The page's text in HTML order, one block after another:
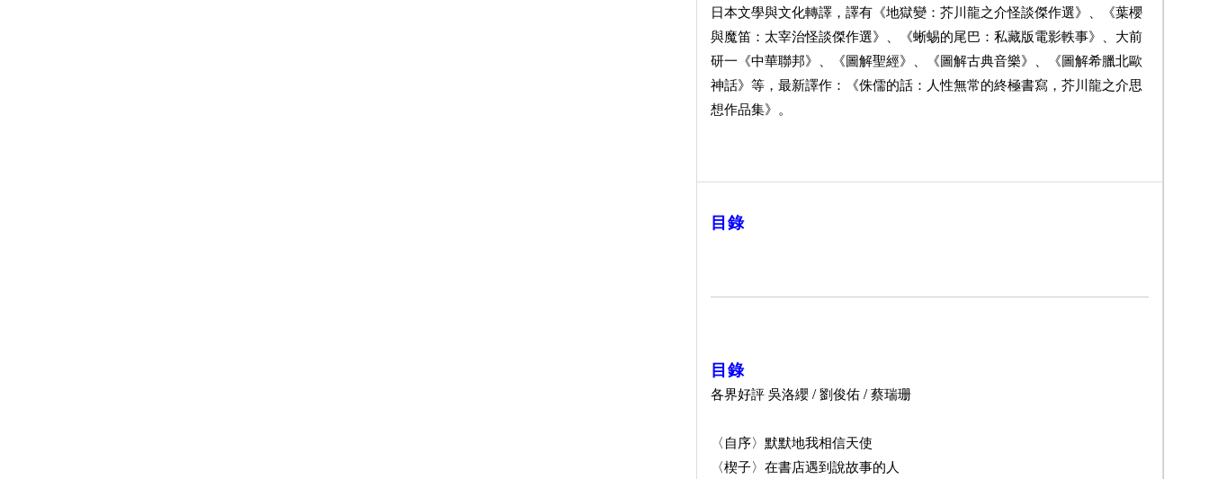
日本文學與文化轉譯，譯有《地獄變：芥川龍之介怪談傑作選》、《葉櫻
與魔笛：太宰治怪談傑作選》、《蜥蜴的尾巴：私藏版電影軼事》、大前
研一《中華聯邦》、《圖解聖經》、《圖解古典音樂》、《圖解希臘北歐
神話》等，最新譯作：《侏儒的話：人性無常的終極書寫，芥川龍之介思
想作品集》。
目錄
目錄
各界好評 吳洛纓 / 劉俊佑 / 蔡瑞珊
〈自序〉默默地我相信天使
〈楔子〉在書店遇到說故事的人